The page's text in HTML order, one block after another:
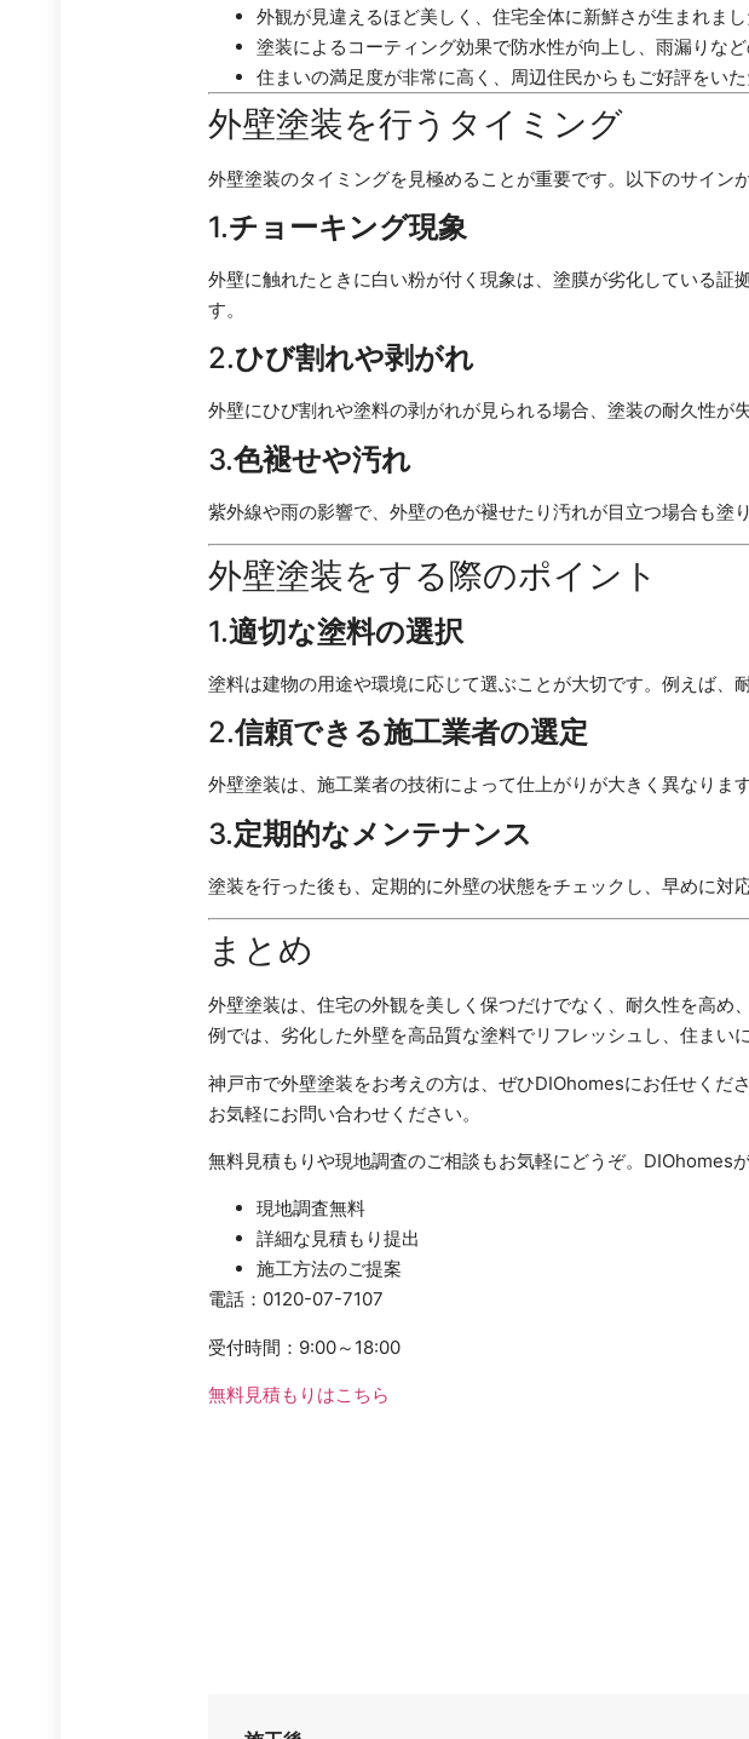
外観が見違えるほど美しく、住宅全体に新鮮さが生まれまし
塗装によるコーティング効果で防水性が向上し、雨漏りなど
住まいの満足度が非常に高く、周辺住民からもご好評をいた
外壁塗装を行うタイミング
外壁塗装のタイミングを見極めることが重要です。以下のサイン
1.チョーキング現象
外壁に触れたときに白い粉が付く現象は、塗膜が劣化している
す。
2.ひび割れや剥がれ
外壁にひび割れや塗料の剥がれが見られる場合、塗装の耐久性が
3.色褪せや汚れ
紫外線や雨の影響で、外壁の色が褪せたり汚れが目立つ場合も塗
外壁塗装をする際のポイント
1.適切な塗料の選択
塗料は建物の用途や環境に応じて選ぶことが大切です。例えば、
2.信頼できる施工業者の選定
外壁塗装は、施工業者の技術によって仕上がりが大きく異なりま
3.定期的なメンテナンス
塗装を行った後も、定期的に外壁の状態をチェックし、早めに対
まとめ
外壁塗装は、住宅の外観を美しく保つだけでなく、耐久性を高
例では、劣化した外壁を高品質な塗料でリフレッシュし、住まい
神戸市で外壁塗装をお考えの方は、ぜひDIOhomesにお任せくだ
お気軽にお問い合わせください。
無料見積もりや現地調査のご相談もお気軽にどうぞ。DIOhomes
現地調査無料
詳細な見積もり提出
施工方法のご提案
電話：0120-07-7107
受付時間：9:00～18:00
無料見積もりはこちら